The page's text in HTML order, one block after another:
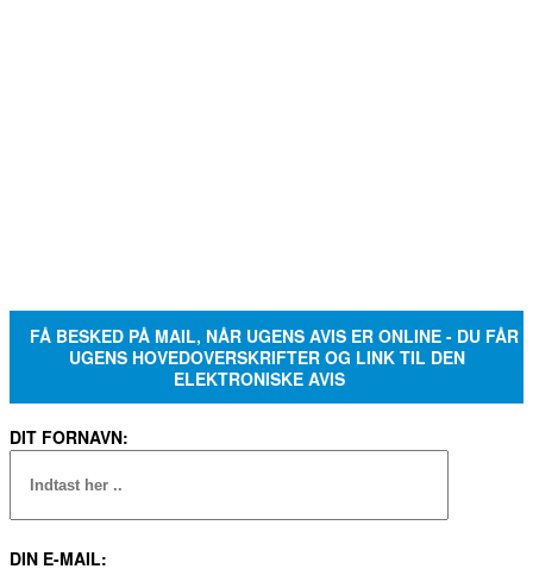
FÅ BESKED PÅ MAIL, NÅR UGENS AVIS ER ONLINE - DU FÅR
UGENS HOVEDOVERSKRIFTER OG LINK TIL DEN
ELEKTRONISKE AVIS
DIT FORNAVN:
DIN E-MAIL: